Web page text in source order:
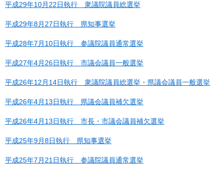
平成29年10月22日執行 衆議院議員総選挙
平成29年8月27日執行 県知事選挙
平成28年7月10日執行 参議院議員通常選挙
平成27年4月26日執行 市議会議員一般選挙
平成26年12月14日執行 衆議院議員総選挙・県議会議員一般選挙
平成26年4月13日執行 県議会議員補欠選挙
平成26年4月13日執行 市長・市議会議員補欠選挙
平成25年9月8日執行 県知事選挙
平成25年7月21日執行 参議院議員通常選挙